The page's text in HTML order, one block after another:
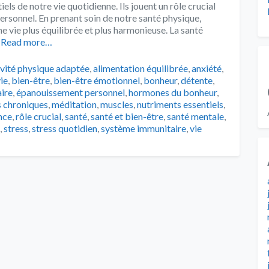
de notre vie quotidienne. Ils jouent un rôle crucial
En prenant soin de notre santé physique,
vie plus équilibrée et plus harmonieuse. La santé
more…
physique adaptée,alimentation équilibrée,anxiété,
, bien-être, bien-être émotionnel, bonheur,détente,
,épanouissement personnel,hormones du bonheur,
chroniques,méditation,muscles,nutriments essentiels,
,rôle crucial,santé,santé et bien-être,santé mentale,
,stress,stress quotidien,système immunitaire,vie